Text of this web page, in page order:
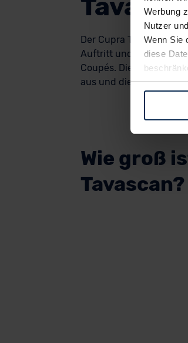
Werbung
Nutzer
Wenn Sie
diese
Sie somit
Abs. 2 lit.
Der Cupra Tavascan
Auftritt und wirkt
Coupés. Die Front
aus und die
Wie groß
Tavascan?